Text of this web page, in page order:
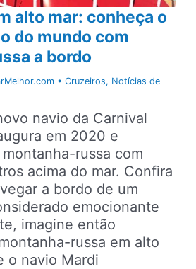
alto mar: conheça o
do mundo com
a bordo
•Cruzeiros, Notícias de
navio da Carnival
em 2020 e
russa com
acima do mar. Confira
a bordo de um
emocionante
imagine então
russa em alto
o navio Mardi